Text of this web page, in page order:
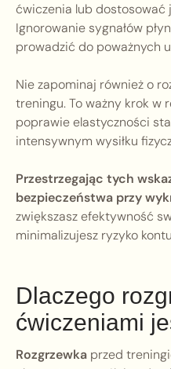
ćwiczenia lub dostosować
Ignorowanie sygnałów
prowadzić do poważnych
Nie zapominaj również o
treningu. To ważny krok w
poprawie elastyczności
intensywnym wysiłku
Przestrzegając tych
bezpieczeństwa przy
zwiększasz efektywność
minimalizujesz ryzyko
Dlaczego
ćwiczeniami
Rozgrzewka przed